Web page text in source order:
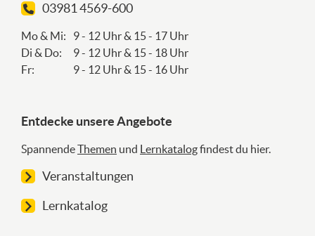
03981 4569-600
Mo & Mi:
Di & Do:
Fr:
9 - 12 Uhr & 15 - 17 Uhr
9 - 12 Uhr & 15 - 18 Uhr
9 - 12 Uhr & 15 - 16 Uhr
Entdecke unsere Angebote
SpannendeThemen und Lernkatalogfindest du hier.
Veranstaltungen
Lernkatalog